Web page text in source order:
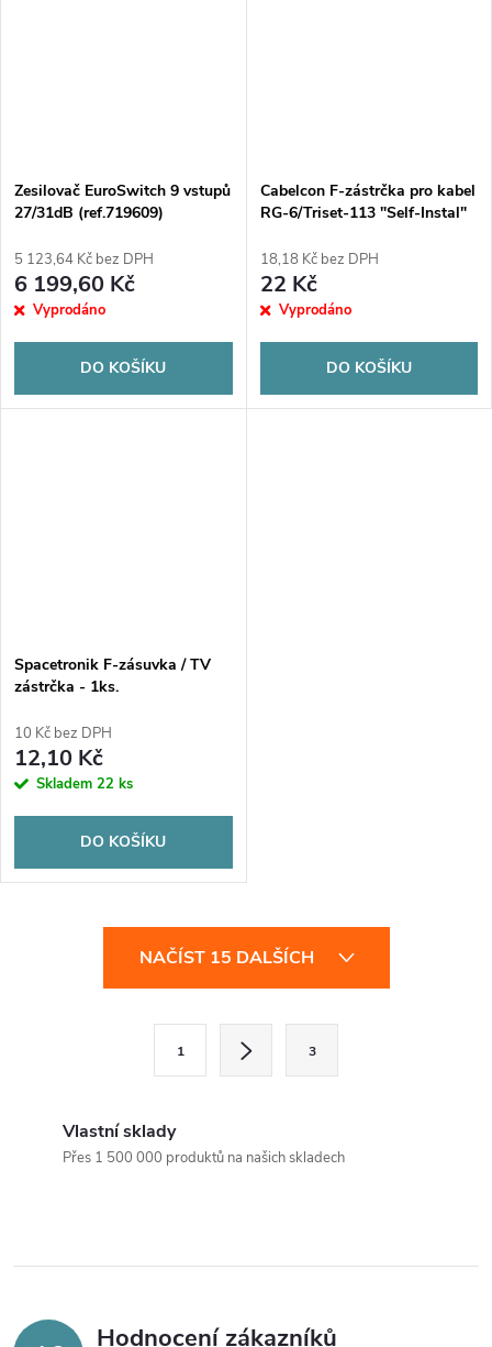
Zesilovač EuroSwitch 9 vstupů
27/31dB (ref.719609)
5 123,64 Kč bez DPH
6 199,60 Kč
Vyprodáno
DO KOŠÍKU
Cabelcon F-zástrčka pro kabel
RG-6/Triset-113 "Self-Instal"
18,18 Kč bez DPH
22 Kč
Vyprodáno
DO KOŠÍKU
Spacetronik F-zásuvka / TV
zástrčka - 1ks.
10 Kč bez DPH
12,10 Kč
Skladem 22 ks
DO KOŠÍKU
í
NAČÍST 15 DALŠÍCH
1 3
Vlastní sklady
Přes 1 500 000 produktů na našich skladech
Hodnocení zákazníků